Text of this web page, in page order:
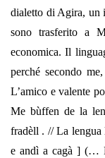
dialetto di Agira, un
sono trasferito a
economica. Il
perché secondo
L’amico e valente
Me bùffen de la
fradèll . // La lengua
e andì a cagà ] (…